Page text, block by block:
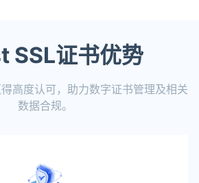
SSL证书优势
高度认可，助力数字证书管理及相关
数据合规。